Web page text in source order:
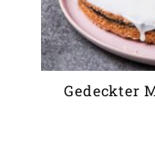
Gedeckter